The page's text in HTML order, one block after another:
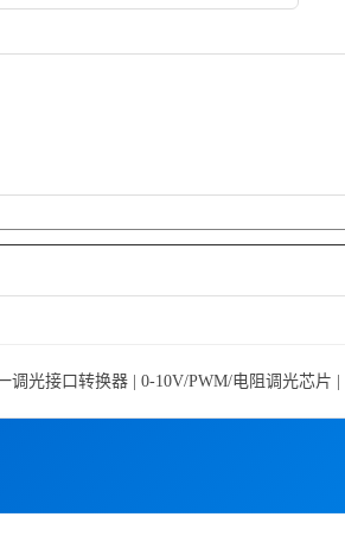
调光接口转换器 | 0-10V/PWM/电阻调光芯片